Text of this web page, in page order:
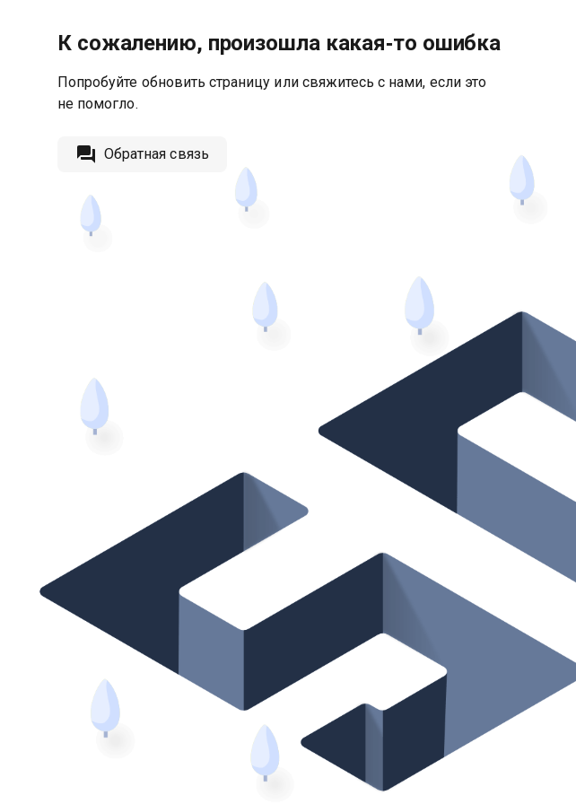
К сожалению, произошла какая‑то ошибка
Попробуйте обновить страницу или свяжитесь с нами, если это
не помогло.
Обратная связь